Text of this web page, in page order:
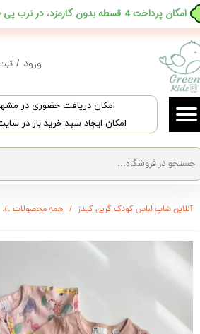
​امکان دریافت حضوری در
امکان ایجاد سبد خرید باز در
ورود /
حساب کاربری من
تغییر گذر واژه
سفارشات
خروج از حساب کاربری
​امکان پرداخت 4 قسطه بدون کارمزد، در ترب پی فعال شد
آنلاین شاپ لباس کودک گرین کیدز همه محصولات